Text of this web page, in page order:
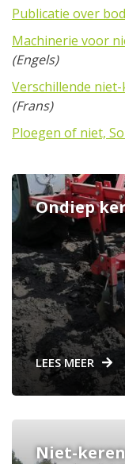
Publicatie over
Machinerie voor
(Engels)
Verschillende
(Frans)
Ploegen of niet,
Ondiep
LEES MEER
Niet-